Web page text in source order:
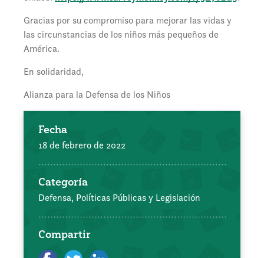
Gracias por su compromiso para mejorar las vidas y
las circunstancias de los niños más pequeños de
América.
En solidaridad,
Alianza para la Defensa de los Niños
Fecha
18 de febrero de 2022
Categoría
Defensa, Políticas Públicas y Legislación
Compartir